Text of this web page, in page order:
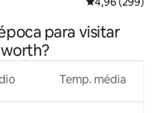
para visitar
Temp. média